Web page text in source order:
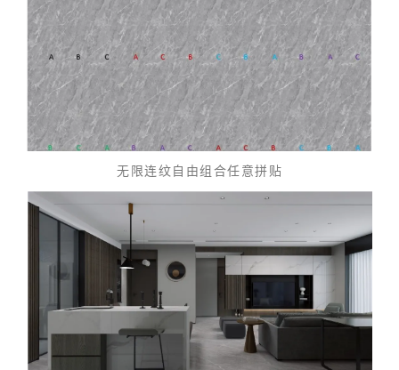
无限连纹自由组合任意拼贴